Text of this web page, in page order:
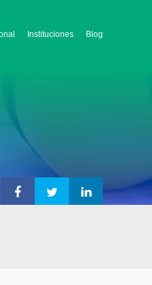
Instituciones Blog